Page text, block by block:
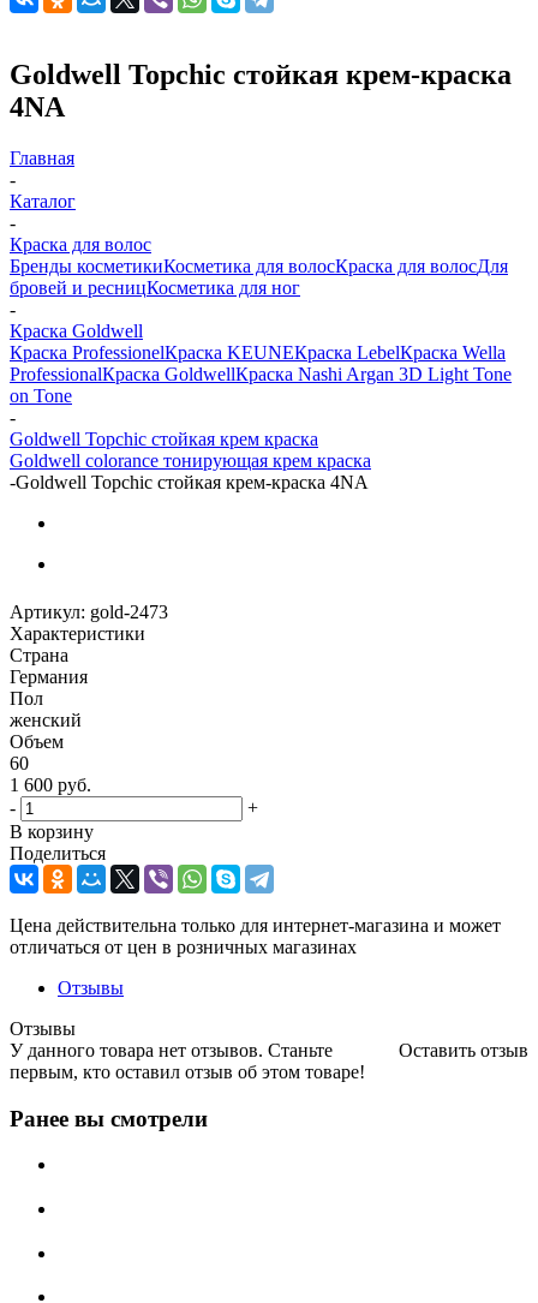
Gоldwell Topchic стойкая крем-краска
4NA
Главная
-
Каталог
-
Краска для волос
Бренды косметикиКосметика для волосКраска для волосДля
бровей и ресницКосметика для ног
-
Краска Goldwell
Краска ProfessionelКраска KEUNEКраска LebelКраска Wella
ProfessionalКраска GoldwellКраска Nashi Argan 3D Light Tone
on Tone
-
Goldwell Topchic стойкая крем краска
Goldwell colorance тонирующая крем краска
-Gоldwell Topchic стойкая крем-краска 4NA
Артикул: gold-2473
Характеристики
Страна
Германия
Пол
женский
Объем
60
1 600 руб.
-
+
В корзину
Поделиться
Цена действительна только для интернет-магазина и может
отличаться от цен в розничных магазинах
Отзывы
Отзывы
Оставить отзыв
У данного товара нет отзывов. Станьте
первым, кто оставил отзыв об этом товаре!
Ранее вы смотрели